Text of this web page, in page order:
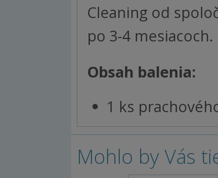
Cleaning od
po 3-4 mesiacoch.
Obsah balenia:
1 ks
Mohlo by Vás